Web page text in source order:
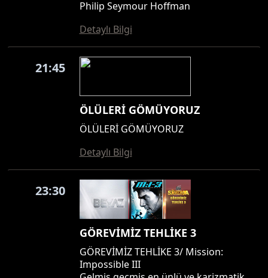
Philip Seymour Hoffman
Detaylı Bilgi
21:45
ÖLÜLERİ GÖMÜYORUZ
ÖLÜLERİ GÖMÜYORUZ
Detaylı Bilgi
23:30
GÖREVİMİZ TEHLİKE 3
GÖREVİMİZ TEHLİKE 3/ Mission:
Impossible III